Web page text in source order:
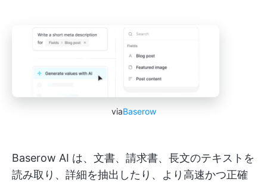
viaBaserow
Baserow AI は、文書、請求書、長文のテキストを
読み取り、詳細を抽出したり、より高速かつ正確